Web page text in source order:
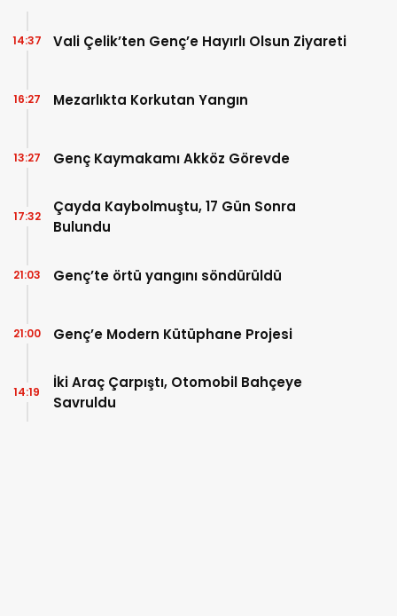
Vali Çelik’ten Genç’e Hayırlı Olsun Ziyareti
14:37
Mezarlıkta Korkutan Yangın
16:27
Genç Kaymakamı Akköz Görevde
13:27
Çayda Kaybolmuştu, 17 Gün Sonra
Bulundu
17:32
Genç’te örtü yangını söndürüldü
21:03
Genç’e Modern Kütüphane Projesi
21:00
İki Araç Çarpıştı, Otomobil Bahçeye
Savruldu
14:19